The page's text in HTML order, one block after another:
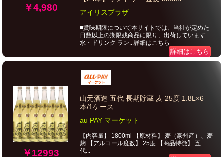
￥4,980
アイリスプラザ
■賞味期限について本サイトでは、当社が定めた
日数以上の期限残商品に限り、出荷しています
水・ドリンク ラン...詳細はこちら
詳細はこちら
￥12993
山元酒造 五代 長期貯蔵 麦 25度 1.8L×6
本/1ケース...
au PAY マーケット
【内容量】 1800ml 【原材料】 麦（豪州産）、麦
麹 【アルコール度数】 25度 【商品特徴】 五
代...